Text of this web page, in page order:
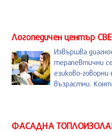
Логопедичен център
Извършва
терапевтични
езиково-
възрастни.
ФАСАДНА